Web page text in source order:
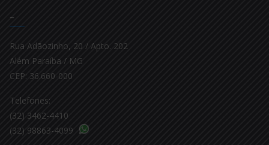
–
Rua Adãozinho, 20 / Apto. 202
Além Paraíba / MG
CEP: 36.660-000
Telefones:
(32) 3462-4410
(32) 98863-4099